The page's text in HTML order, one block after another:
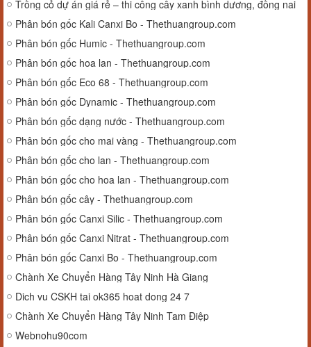
Trồng cỏ dự án giá rẻ – thi công cây xanh bình dương, đồng nai
Phân bón gốc Kali Canxi Bo - Thethuangroup.com
Phân bón gốc Humic - Thethuangroup.com
Phân bón gốc hoa lan - Thethuangroup.com
Phân bón gốc Eco 68 - Thethuangroup.com
Phân bón gốc Dynamic - Thethuangroup.com
Phân bón gốc dạng nước - Thethuangroup.com
Phân bón gốc cho mai vàng - Thethuangroup.com
Phân bón gốc cho lan - Thethuangroup.com
Phân bón gốc cho hoa lan - Thethuangroup.com
Phân bón gốc cây - Thethuangroup.com
Phân bón gốc Canxi Silic - Thethuangroup.com
Phân bón gốc Canxi Nitrat - Thethuangroup.com
Phân bón gốc Canxi Bo - Thethuangroup.com
Chành Xe Chuyển Hàng Tây Ninh Hà Giang
Dich vu CSKH tai ok365 hoat dong 24 7
Chành Xe Chuyển Hàng Tây Ninh Tam Điệp
Webnohu90com